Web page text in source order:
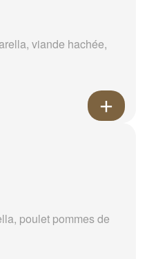
viande hachée,
poulet pommes de